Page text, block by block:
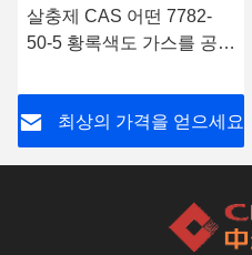
살충제 CAS 어떤 7782-
50-5 황록색도 가스를 공급
최상의 가격을 얻으세요